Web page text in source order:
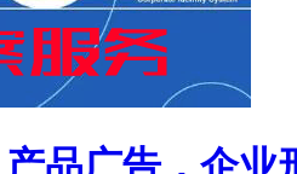
品广告，企业